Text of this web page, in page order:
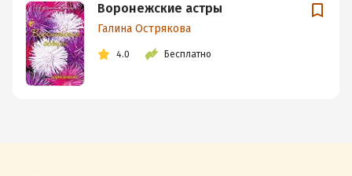
Воронежские астры
Галина Острякова
4.0 Бесплатно